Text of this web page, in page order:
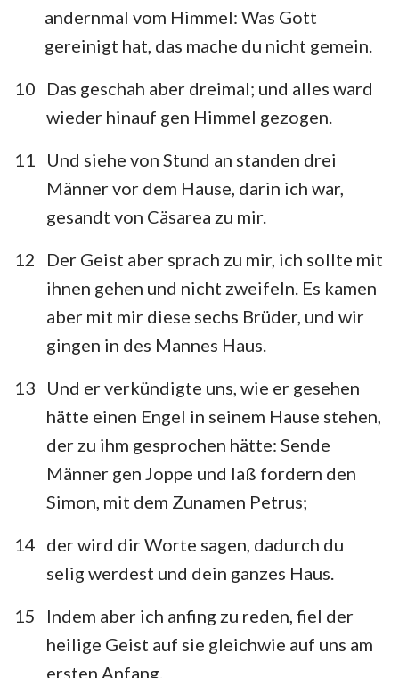
andernmal vom Himmel: Was Gott
gereinigt hat, das mache du nicht gemein.
10
Das geschah aber dreimal; und alles ward
wieder hinauf gen Himmel gezogen.
11
Und siehe von Stund an standen drei
Männer vor dem Hause, darin ich war,
gesandt von Cäsarea zu mir.
12
Der Geist aber sprach zu mir, ich sollte mit
ihnen gehen und nicht zweifeln. Es kamen
aber mit mir diese sechs Brüder, und wir
gingen in des Mannes Haus.
13
Und er verkündigte uns, wie er gesehen
hätte einen Engel in seinem Hause stehen,
der zu ihm gesprochen hätte: Sende
Männer gen Joppe und laß fordern den
Simon, mit dem Zunamen Petrus;
14 der wird dir Worte sagen, dadurch du
selig werdest und dein ganzes Haus.
15
Indem aber ich anfing zu reden, fiel der
heilige Geist auf sie gleichwie auf uns am
ersten Anfang.